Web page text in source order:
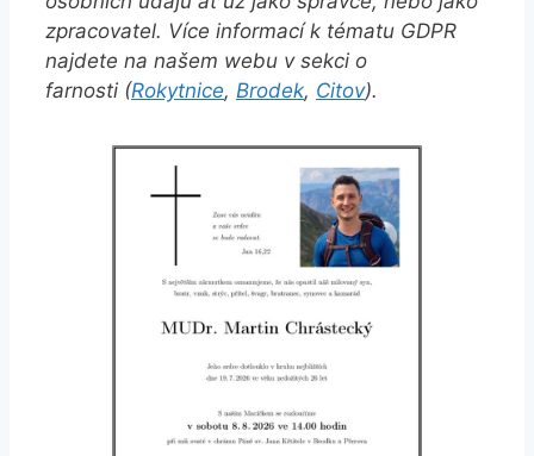
zpracovatel. Více informací k tématu GDPR
najdete na našem webu v sekci o
farnosti (Rokytnice, Brodek, Citov).